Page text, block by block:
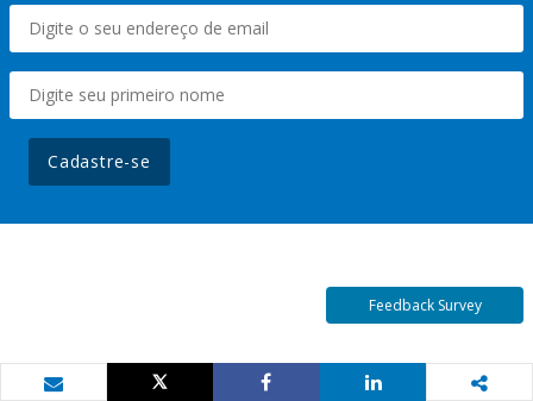
Cadastre-se
Feedback Survey